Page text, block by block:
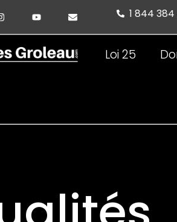
1 844
Loi 25